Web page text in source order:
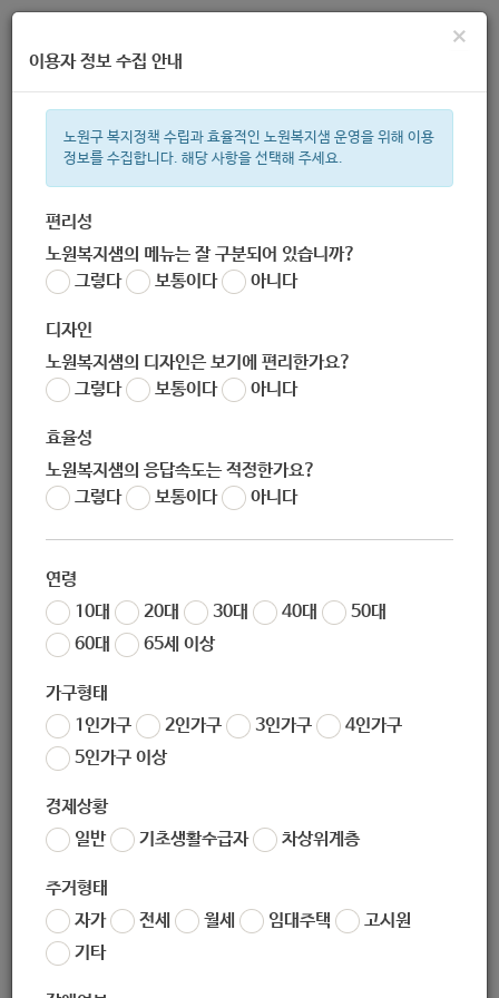
주간 인기검색어
한눈으로 보는 복지 정보
×
이용자 정보 수집 안내
노원구 복지정책 수립과 효율적인 노원복지샘 운영을 위해 이용
정보를 수집합니다. 해당 사항을 선택해 주세요.
편리성
노원복지샘의 메뉴는 잘 구분되어 있습니까?
그렇다
보통이다 아니다
디자인
노원복지샘의 디자인은 보기에 편리한가요?
그렇다
보통이다 아니다
효율성
노원복지샘의 응답속도는 적정한가요?
그렇다
보통이다 아니다
연령
10대
20대 30대 40대
50대
60대
65세 이상
가구형태
1인가구
2인가구 3인가구
4인가구
5인가구 이상
경제상황
일반
기초생활수급자 차상위계층
주거형태
자가
전세 월세 임대주택
고시원
기타
[따뜻한동행] 온라인 장애체험 전시 <같은 사람, 다른 감각> 관람
안내 (-11.30)
작성자 노원 복지샘
작성일 2020-11-26 10:53
* 출처 :http://www.walktogether.or.kr/public/news/view0
좋아요0 싫어요